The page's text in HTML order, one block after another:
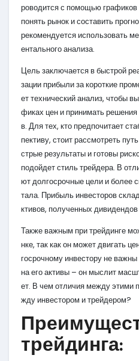
роводится с помощью
понять рынок и составить
рекомендуется использовать
ентального анализа.
Цель заключается в быстрой
зации прибыли за короткие
ет технический анализ, чтобы
фиках цен и принимать
в. Для тех, кто предпочитает
пективу, стоит рассмотреть
стрые результаты и готовы
подойдет стиль трейдера. В
ют долгосрочные цели и более
тала. Прибыль инвесторов
ктивов, полученных дивидендов
Также важным при трейдинге
нке, так как он может двигать
госрочному инвестору не
на его активы – он мыслит
ет. В чем отличия между этими
жду инвестором и трейдером?
трейдинга: